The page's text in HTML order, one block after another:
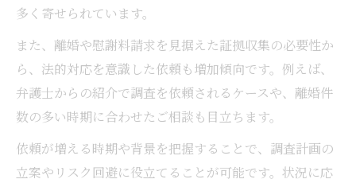
多く寄せられています。
また、離婚や慰謝料請求を見据えた証拠収集の必要性か
ら、法的対応を意識した依頼も増加傾向です。例えば、
弁護士からの紹介で調査を依頼されるケースや、離婚件
数の多い時期に合わせたご相談も目立ちます。
依頼が増える時期や背景を把握することで、調査計画の
立案やリスク回避に役立てることが可能です。状況に応